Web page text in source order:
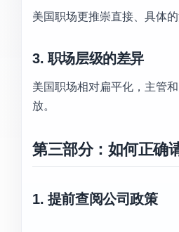
美国职场更推崇直接、具体的
3. 职场层级的差异
美国职场相对扁平化，主管
放。
第三部分：如何正确
1. 提前查阅公司政策